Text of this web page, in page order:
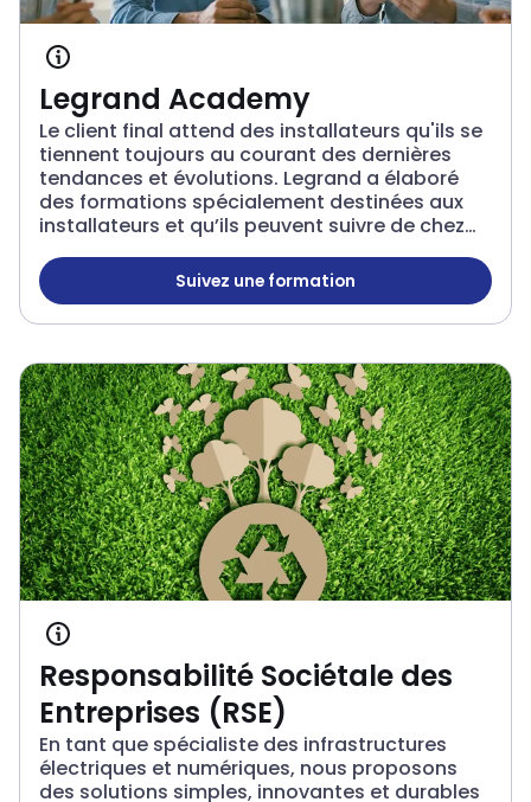
Legrand Academy
Le client final attend des installateurs qu'ils se
tiennent toujours au courant des dernières
tendances et évolutions. Legrand a élaboré
des formations spécialement destinées aux
installateurs et qu’ils peuvent suivre de chez
manière, vous êtes toujours informés des
dernières innovations sur le marché.
Legrand Academy
Suivez une formation
Responsabilité Sociétale des
Entreprises (RSE)
En tant que spécialiste des infrastructures
électriques et numériques, nous proposons
des solutions simples, innovantes et durables